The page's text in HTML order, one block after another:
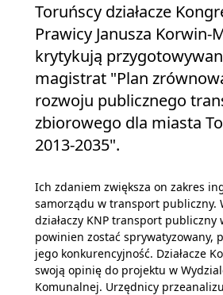
Toruńscy działacze
Prawicy Janusza Korwin-
krytykują
magistrat "Plan
rozwoju publicznego
zbiorowego dla miasta
2013-2035".
Ich zdaniem zwiększa on zakres
samorządu w transport publiczny.
działaczy KNP transport publiczny
powinien zostać sprywatyzowany,
jego konkurencyjność. Działacze
swoją opinię do projektu w
Komunalnej. Urzędnicy